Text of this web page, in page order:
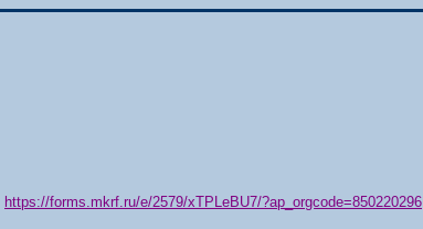
https://forms.mkrf.ru/e/2579/xTPLeBU7/?ap_orgcode=850220296